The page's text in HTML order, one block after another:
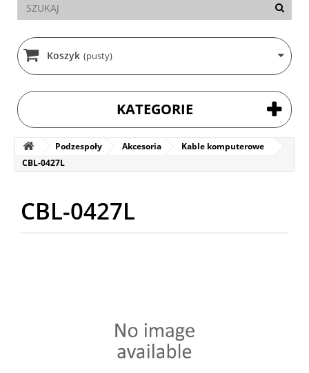
Koszyk (pusty)
KATEGORIE
Podzespoły Akcesoria
Kable komputerowe
CBL-0427L
CBL-0427L